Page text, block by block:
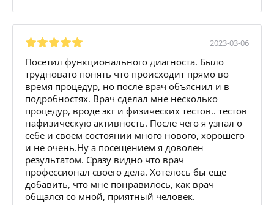
2023-03-06
Посетил функционального диагноста. Было
трудновато понять что происходит прямо во
время процедур, но после врач объяснил и в
подробностях. Врач сделал мне несколько
процедур, вроде экг и физических тестов.. тестов
нафизическую активность. После чего я узнал о
себе и своем состоянии много нового, хорошего
и не очень.Ну а посещением я доволен
результатом. Сразу видно что врач
профессионал своего дела. Хотелось бы еще
добавить, что мне понравилось, как врач
общался со мной, приятный человек.